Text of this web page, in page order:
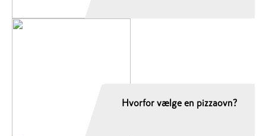
Hvorfor vælge en pizzaovn?